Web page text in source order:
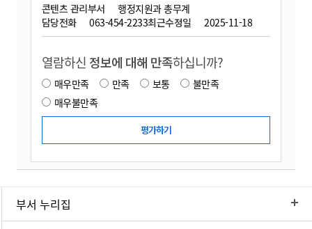
콘텐츠 관리부서
행정지원과 총무계
담당전화
063-454-2233최근수정일 2025-11-18
열람하신 정보에 대해 만족하십니까?
매우만족 만족 보통
불만족
매우불만족
부서 누리집